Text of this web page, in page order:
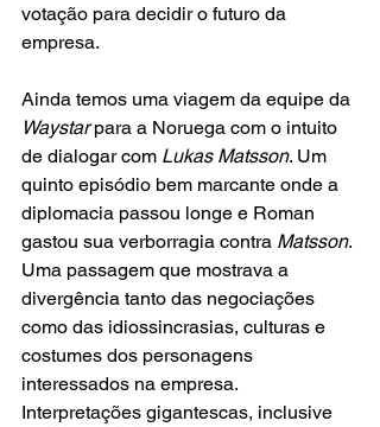
votação para decidir o futuro da
empresa.
Ainda temos uma viagem da equipe da
Waystar para a Noruega com o intuito
de dialogar com Lukas Matsson. Um
quinto episódio bem marcante onde a
diplomacia passou longe e Roman
gastou sua verborragia contra Matsson.
Uma passagem que mostrava a
divergência tanto das negociações
como das idiossincrasias, culturas e
costumes dos personagens
interessados na empresa.
Interpretações gigantescas, inclusive